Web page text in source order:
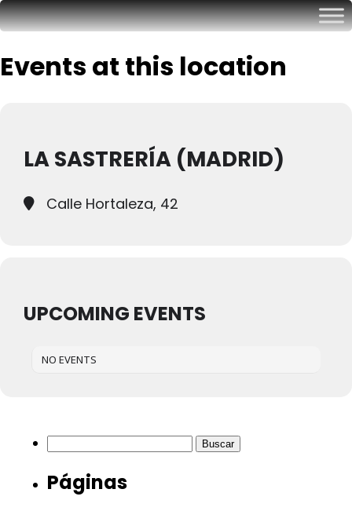
Events at this location
LA SASTRERÍA (MADRID)
Calle Hortaleza, 42
UPCOMING EVENTS
NO EVENTS
Buscar:
Páginas